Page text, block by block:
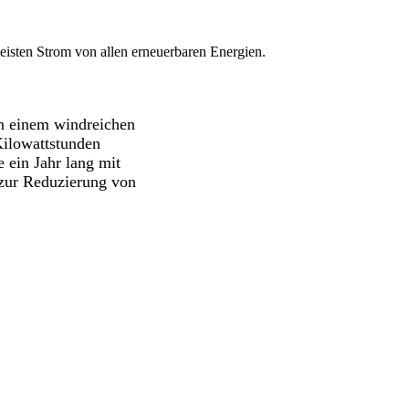
Strom von allen erneuerbaren Energien.
einem windreichen
ein Jahr lang mit
Reduzierung von